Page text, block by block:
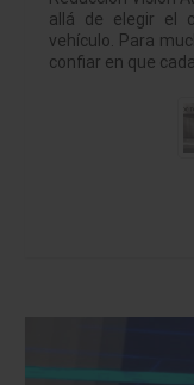
allá de elegir el
vehículo. Para
confiar en que